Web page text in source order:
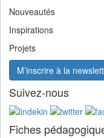
Nouveautés
Inspirations
Projets
M’inscrire à la
Suivez-nous
Fiches